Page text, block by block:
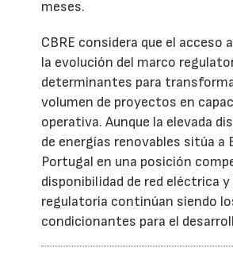
meses.
CBRE considera que el acceso
la evolución del marco
determinantes para
volumen de proyectos en
operativa. Aunque la elevada
de energías renovables sitúa a
Portugal en una posición
disponibilidad de red eléctrica y
regulatoria continúan siendo
condicionantes para el